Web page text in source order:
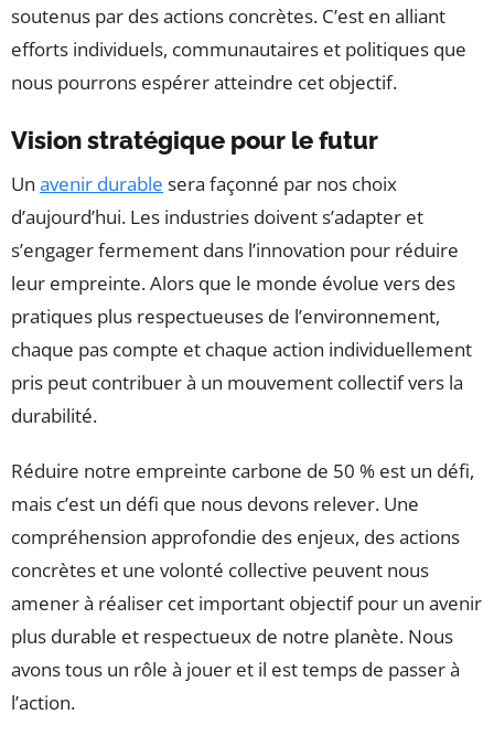
soutenus par des actions concrètes. C’est en alliant
efforts individuels, communautaires et politiques que
nous pourrons espérer atteindre cet objectif.
Vision stratégique pour le futur
Un avenir durable sera façonné par nos choix
d’aujourd’hui. Les industries doivent s’adapter et
s’engager fermement dans l’innovation pour réduire
leur empreinte. Alors que le monde évolue vers des
pratiques plus respectueuses de l’environnement,
chaque pas compte et chaque action individuellement
pris peut contribuer à un mouvement collectif vers la
durabilité.
Réduire notre empreinte carbone de 50 % est un défi,
mais c’est un défi que nous devons relever. Une
compréhension approfondie des enjeux, des actions
concrètes et une volonté collective peuvent nous
amener à réaliser cet important objectif pour un avenir
plus durable et respectueux de notre planète. Nous
avons tous un rôle à jouer et il est temps de passer à
l’action.